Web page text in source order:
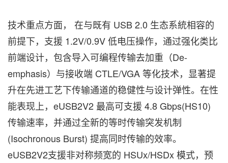
技术重点方面， 在与既有 USB 2.0 生态系統相容的
前提下，支援 1.2V/0.9V 低电压操作，通过强化类比
前端设计，包含导入可编程传输去加重（De-
emphasis）与接收端 CTLE/VGA 等化技术，显著提
升在先进工艺下传输通道的稳健性与设计弹性。在性
能表现上，eUSB2V2 最高可支援 4.8 Gbps(HS10)
传输速率，并通过全新的等时传输突发机制
(Isochronous Burst) 提高同时传输的效率。
eUSB2V2支援非对称频宽的 HSUx/HSDx 模式，预